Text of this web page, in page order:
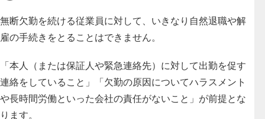
無断欠勤を続ける従業員に対して、いきなり自然退職や解
雇の手続きをとることはできません。
「本人（または保証人や緊急連絡先）に対して出勤を促す
連絡をしていること」「欠勤の原因についてハラスメント
や長時間労働といった会社の責任がないこと」が前提とな
ります。